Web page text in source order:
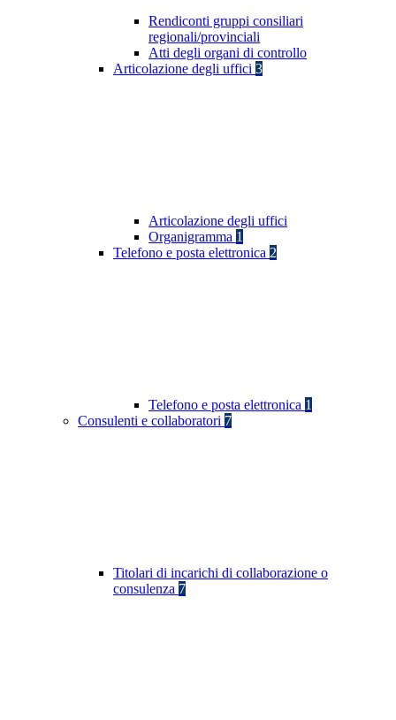
Rendiconti gruppi consiliari
regionali/provinciali
Atti degli organi di controllo
Articolazione degli uffici 3
Articolazione degli uffici
Organigramma 1
Telefono e posta elettronica 2
Telefono e posta elettronica 1
Consulenti e collaboratori 7
Titolari di incarichi di collaborazione o
consulenza 7